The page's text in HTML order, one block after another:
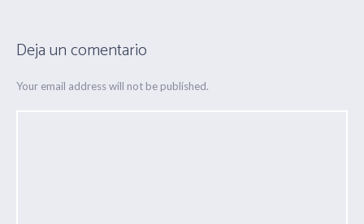
Deja un comentario
Your email address will not be published.